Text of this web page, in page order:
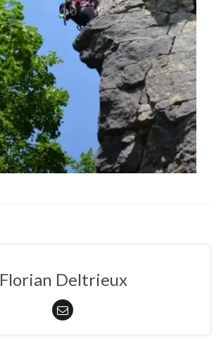
Florian Deltrieux